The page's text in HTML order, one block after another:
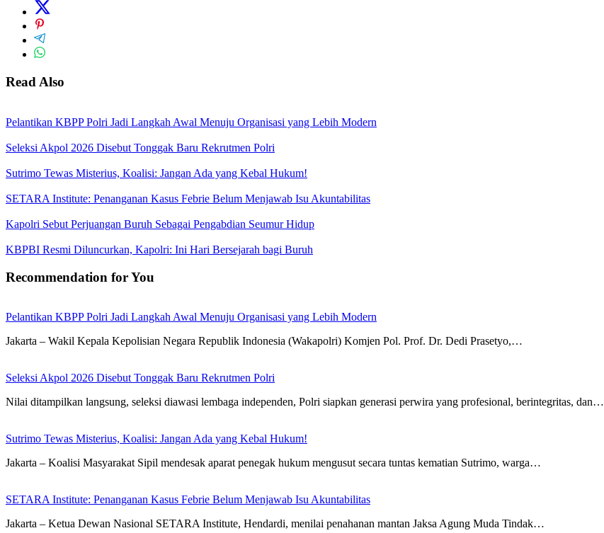
Read Also
Pelantikan KBPP Polri Jadi Langkah Awal Menuju Organisasi yang Lebih Modern
Seleksi Akpol 2026 Disebut Tonggak Baru Rekrutmen Polri
Sutrimo Tewas Misterius, Koalisi: Jangan Ada yang Kebal Hukum!
SETARA Institute: Penanganan Kasus Febrie Belum Menjawab Isu Akuntabilitas
Kapolri Sebut Perjuangan Buruh Sebagai Pengabdian Seumur Hidup
KBPBI Resmi Diluncurkan, Kapolri: Ini Hari Bersejarah bagi Buruh
Recommendation for You
Pelantikan KBPP Polri Jadi Langkah Awal Menuju Organisasi yang Lebih Modern
Jakarta – Wakil Kepala Kepolisian Negara Republik Indonesia (Wakapolri) Komjen Pol. Prof. Dr. Dedi Prasetyo,…
Seleksi Akpol 2026 Disebut Tonggak Baru Rekrutmen Polri
Nilai ditampilkan langsung, seleksi diawasi lembaga independen, Polri siapkan generasi perwira yang profesional, berintegritas, dan…
Sutrimo Tewas Misterius, Koalisi: Jangan Ada yang Kebal Hukum!
Jakarta – Koalisi Masyarakat Sipil mendesak aparat penegak hukum mengusut secara tuntas kematian Sutrimo, warga…
SETARA Institute: Penanganan Kasus Febrie Belum Menjawab Isu Akuntabilitas
Jakarta – Ketua Dewan Nasional SETARA Institute, Hendardi, menilai penahanan mantan Jaksa Agung Muda Tindak…